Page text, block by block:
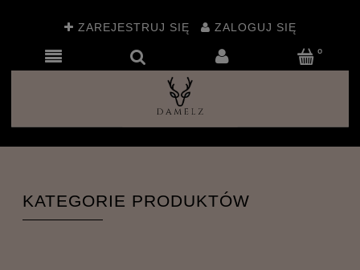
ZAREJESTRUJ SIĘ ZALOGUJ SIĘ
KATEGORIE PRODUKTÓW